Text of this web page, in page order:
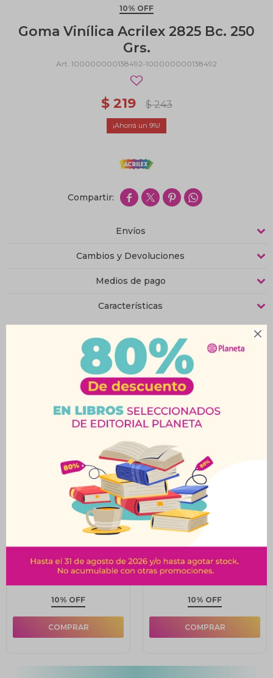

10% OFF
Goma Vinílica Acrilex 2825 Bc. 250
Grs.
100000000138492-100000000138492
$ 219 $ 243
9
   
Envíos
Cambios y Devoluciones
Medios de pago
Características
Productos que te pueden interesar
Goma Vinílica 37 G
Acrilex
10% OFF
Goma Vinílica 40 G Bic
10% OFF